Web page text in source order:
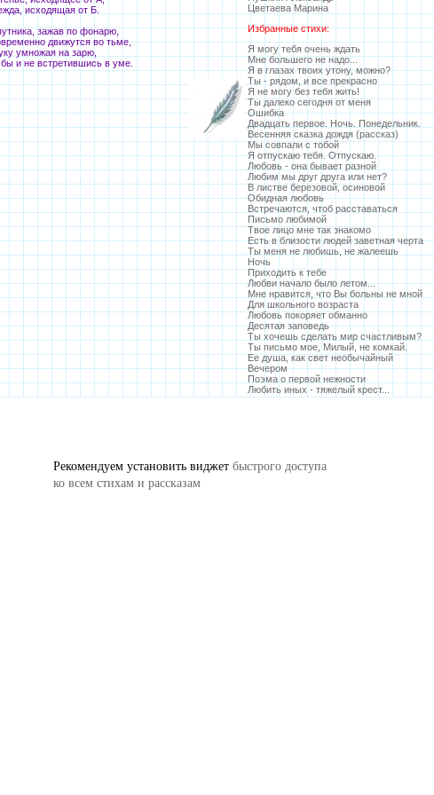
исходящая от Б.
зажав по фонарю,
движутся во тьме,
умножая на зарю,
и не встретившись в уме.
Цветаева Марина
Избранные стихи:
Я могу тебя очень ждать
Мне большего не надо...
Я в глазах твоих утону, можно?
Ты - рядом, и все прекрасно
Я не могу без тебя жить!
Ты далеко сегодня от меня
Ошибка
Двадцать первое. Ночь. Понедельник.
Весенняя сказка дождя (рассказ)
Мы совпали с тобой
Я отпускаю тебя. Отпускаю.
Любовь - она бывает разной
Любим мы друг друга или нет?
В листве березовой, осиновой
Обидная любовь
Встречаются, чтоб расставаться
Письмо любимой
Твое лицо мне так знакомо
Есть в близости людей заветная черта
Ты меня не любишь, не жалеешь
Ночь
Приходить к тебе
Любви начало было летом...
Мне нравится, что Вы больны не мной
Для школьного возраста
Любовь покоряет обманно
Десятая заповедь
Ты хочешь сделать мир счастливым?
Ты письмо мое, Милый, не комкай.
Ее душа, как свет необычайный
Вечером
Поэма о первой нежности
Любить иных - тяжелый крест...
Рекомендуем установить виджет быстрого доступа
ко всем стихам и рассказам